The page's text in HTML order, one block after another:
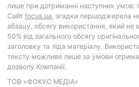
лише при дотриманні наступних умов:
Cайт focus.ua, згадки першоджерела
абзацу, обсягу використання, який
50% від загального обсягу
заголовку та ліда матеріалу.
тексту можливе лише за умови
дозволу Компанії.
ТОВ «ФОКУС МЕДІА»